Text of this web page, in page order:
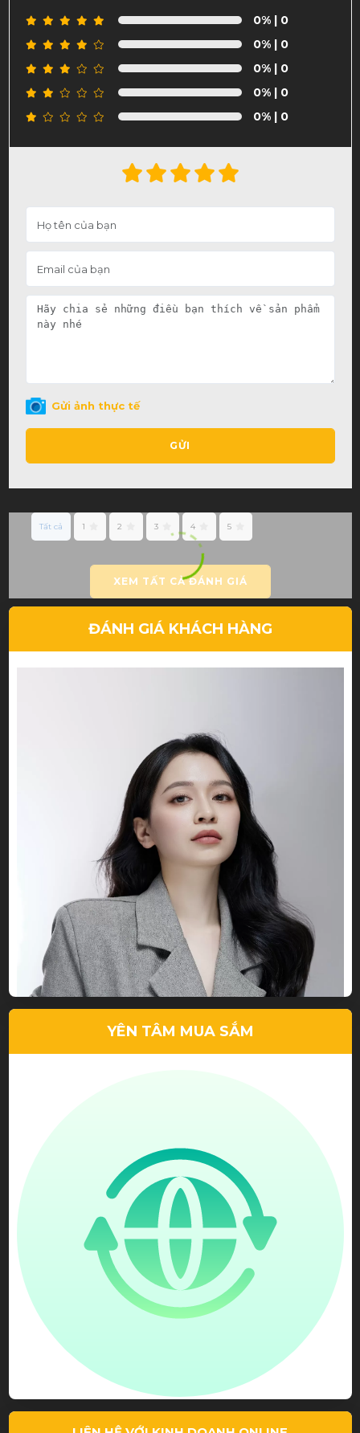
0%| 0
0%| 0
0%| 0
0%| 0
0%| 0
Gửi ảnh thực tế
GỬI
Tất cả 1 2 3 4 5
XEM TẤT CẢ ĐÁNH GIÁ
ĐÁNH GIÁ KHÁCH HÀNG
Nguyễn Thu Thảo
Dịch vụ tốt, chất lượng cao
Lê Tuấn Anh
Giá phải chăng, tư vấn tận tình
YÊN TÂM MUA SẮM